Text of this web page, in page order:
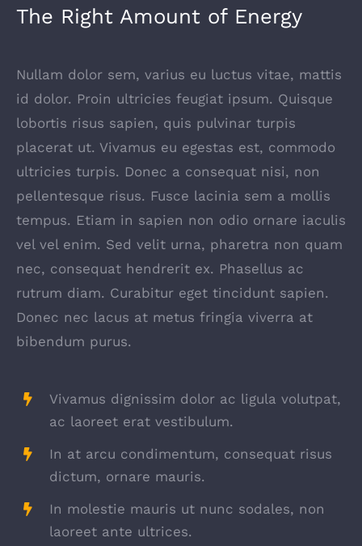
The Right Amount of Energy
Nullam dolor sem, varius eu luctus vitae, mattis
id dolor. Proin ultricies feugiat ipsum. Quisque
lobortis risus sapien, quis pulvinar turpis
placerat ut. Vivamus eu egestas est, commodo
ultricies turpis. Donec a consequat nisi, non
pellentesque risus. Fusce lacinia sem a mollis
tempus. Etiam in sapien non odio ornare iaculis
vel vel enim. Sed velit urna, pharetra non quam
nec, consequat hendrerit ex. Phasellus ac
rutrum diam. Curabitur eget tincidunt sapien.
Donec nec lacus at metus fringia viverra at
bibendum purus.
Vivamus dignissim dolor ac ligula volutpat,
ac laoreet erat vestibulum.
In at arcu condimentum, consequat risus
dictum, ornare mauris.
In molestie mauris ut nunc sodales, non
laoreet ante ultrices.